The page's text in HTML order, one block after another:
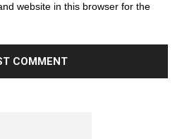
website in this browser for the